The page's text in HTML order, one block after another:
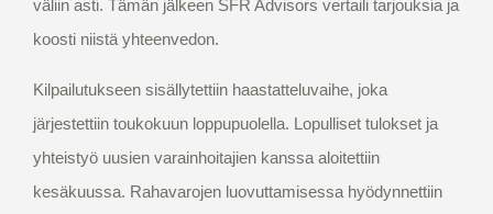
väliin asti. Tämän jälkeen SFR Advisors vertaili tarjouksia ja
koosti niistä yhteenvedon.
Kilpailutukseen sisällytettiin haastatteluvaihe, joka
järjestettiin toukokuun loppupuolella. Lopulliset tulokset ja
yhteistyö uusien varainhoitajien kanssa aloitettiin
kesäkuussa. Rahavarojen luovuttamisessa hyödynnettiin